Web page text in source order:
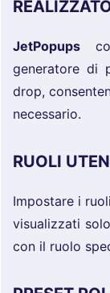
JetPopups
generatore di
drop,
necessario.
RUOLI
Impostare i
visualizzati
con il ruolo